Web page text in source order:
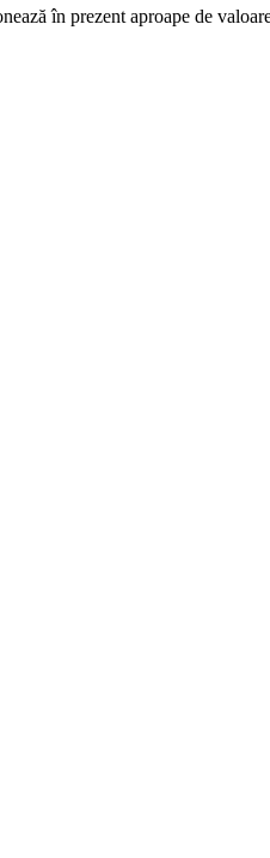
în prezent aproape de